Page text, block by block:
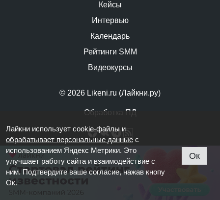
© 2026 Likeni.ru (Лайкни.ру)
Обработка ПД
Кейсы
Интервью
Календарь
Рейтинги SMM
Видеокурсы
Лайкни использует cookie-файлы и
обрабатывает персональные данные с
использованием Яндекс Метрики. Это
улучшает работу сайта и взаимодействие с
ним. Подтвердите ваше согласие, нажав кнопу
Ок.
Ок